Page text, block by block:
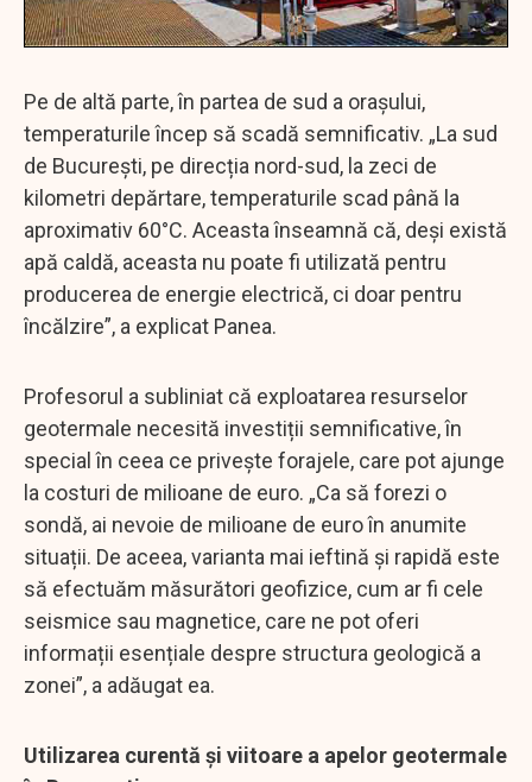
Pe de altă parte, în partea de sud a orașului,
temperaturile încep să scadă semnificativ. „La sud
de București, pe direcția nord-sud, la zeci de
kilometri depărtare, temperaturile scad până la
aproximativ 60°C. Aceasta înseamnă că, deși există
apă caldă, aceasta nu poate fi utilizată pentru
producerea de energie electrică, ci doar pentru
încălzire”, a explicat Panea.
Profesorul a subliniat că exploatarea resurselor
geotermale necesită investiții semnificative, în
special în ceea ce privește forajele, care pot ajunge
la costuri de milioane de euro. „Ca să forezi o
sondă, ai nevoie de milioane de euro în anumite
situații. De aceea, varianta mai ieftină și rapidă este
să efectuăm măsurători geofizice, cum ar fi cele
seismice sau magnetice, care ne pot oferi
informații esențiale despre structura geologică a
zonei”, a adăugat ea.
Utilizarea curentă și viitoare a apelor geotermale